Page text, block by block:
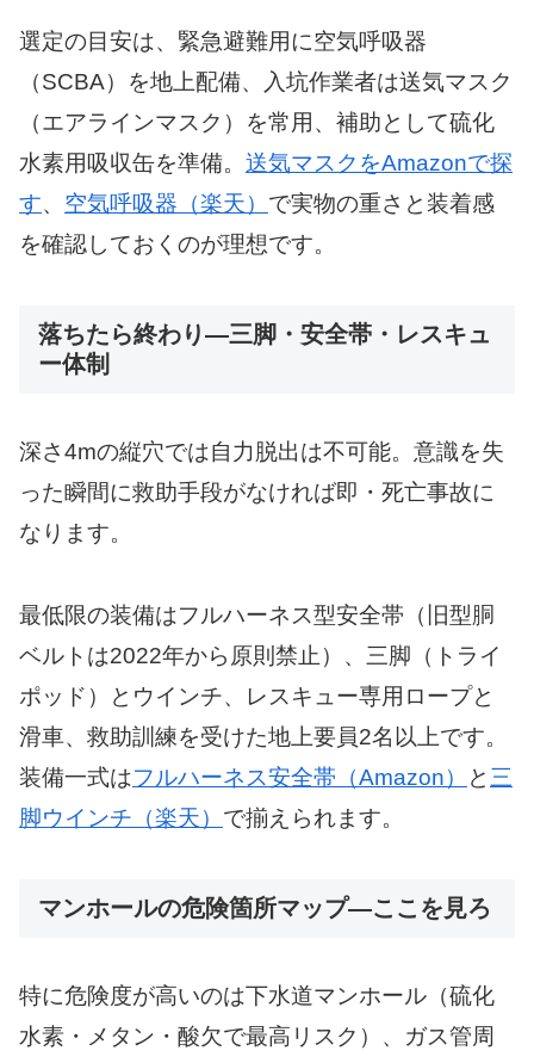
選定の目安は、緊急避難用に空気呼吸器
（SCBA）を地上配備、入坑作業者は送気マスク
（エアラインマスク）を常用、補助として硫化
水素用吸収缶を準備。 送気マスクをAmazonで探
す、 空気呼吸器（楽天） で実物の重さと装着感
を確認しておくのが理想です。
落ちたら終わり—三脚・安全帯・レスキュ
ー体制
深さ4mの縦穴では自力脱出は不可能。意識を失
った瞬間に救助手段がなければ即・死亡事故に
なります。
最低限の装備はフルハーネス型安全帯（旧型胴
ベルトは2022年から原則禁止）、三脚（トライ
ポッド）とウインチ、レスキュー専用ロープと
滑車、救助訓練を受けた地上要員2名以上です。
装備一式はフルハーネス安全帯（Amazon） と 三
脚ウインチ（楽天） で揃えられます。
マンホールの危険箇所マップ—ここを見ろ
特に危険度が高いのは下水道マンホール（硫化
水素・メタン・酸欠で最高リスク）、ガス管周